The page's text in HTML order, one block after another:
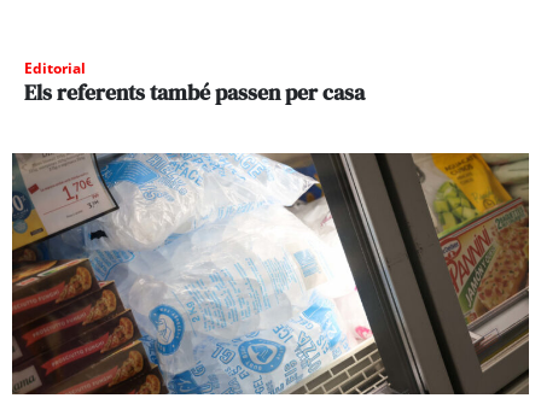
Editorial
Els referents també passen per casa